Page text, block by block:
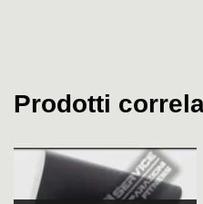
Prodotti